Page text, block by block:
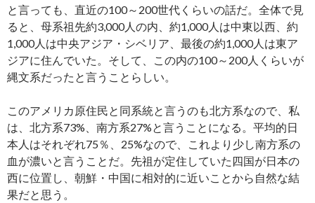
と言っても、直近の100～200世代くらいの話だ。全体で見
ると、母系祖先約3,000人の内、約1,000人は中東以西、約
1,000人は中央アジア・シベリア、最後の約1,000人は東ア
ジアに住んでいた。そして、この内の100～200人くらいが
縄文系だったと言うことらしい。
このアメリカ原住民と同系統と言うのも北方系なので、私
は、北方系73%、南方系27%と言うことになる。平均的日
本人はそれぞれ75％、25%なので、これより少し南方系の
血が濃いと言うことだ。先祖が定住していた四国が日本の
西に位置し、朝鮮・中国に相対的に近いことから自然な結
果だと思う。